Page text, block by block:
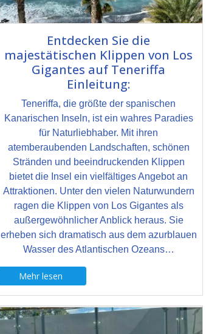
Entdecken Sie die
majestätischen Klippen von Los
Gigantes auf Teneriffa
Einleitung:
Teneriffa, die größte der spanischen
Kanarischen Inseln, ist ein wahres Paradies
für Naturliebhaber. Mit ihren
atemberaubenden Landschaften, schönen
Stränden und beeindruckenden Klippen
bietet die Insel ein vielfältiges Angebot an
Attraktionen. Unter den vielen Naturwundern
ragen die Klippen von Los Gigantes als
außergewöhnlicher Anblick heraus. Sie
erheben sich dramatisch aus dem azurblauen
Wasser des Atlantischen Ozeans…
Mehr lesen